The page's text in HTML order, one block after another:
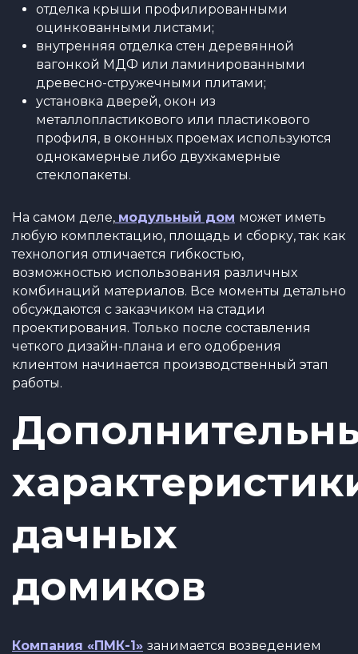
отделка крыши профилированными
оцинкованными листами;
внутренняя отделка стен деревянной
вагонкой МДФ или ламинированными
древесно-стружечными плитами;
установка дверей, окон из
металлопластикового или пластикового
профиля, в оконных проемах используются
однокамерные либо двухкамерные
стеклопакеты.
На самом деле, модульный дом может иметь
любую комплектацию, площадь и сборку, так как
технология отличается гибкостью,
возможностью использования различных
комбинаций материалов. Все моменты детально
обсуждаются с заказчиком на стадии
проектирования. Только после составления
четкого дизайн-плана и его одобрения
клиентом начинается производственный этап
работы.
дачных
домиков
Компания «ПМК-1» занимается возведением